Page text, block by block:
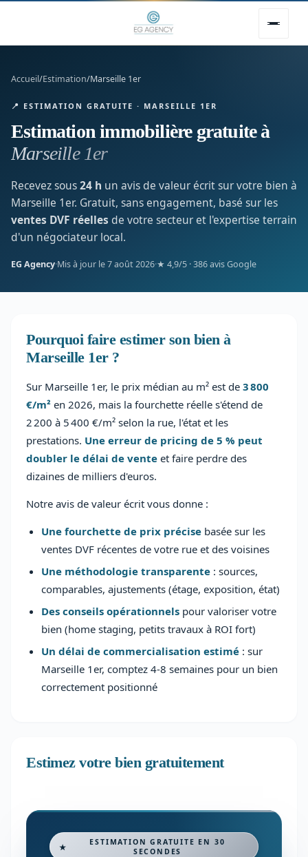
Accueil/Estimation/Marseille 1er
📍 ESTIMATION GRATUITE · MARSEILLE 1ER
Estimation immobilière gratuite à
Marseille 1er
Recevez sous24 h un avis de valeur écrit sur votre bien à
Marseille 1er. Gratuit, sans engagement, basé sur les
ventes DVF réelles de votre secteur et l'expertise terrain
d'un négociateur local.
EG Agency·Mis à jour le 7 août 2026·★ 4,9/5 · 386 avis Google
Pourquoi faire estimer son bien à
Marseille 1er ?
Sur Marseille 1er, le prix médian au m² est de 3 800
€/m² en 2026, mais la fourchette réelle s'étend de
2 200 à 5 400 €/m² selon la rue, l'état et les
prestations. Une erreur de pricing de 5 % peut
doubler le délai de vente et faire perdre des
dizaines de milliers d'euros.
Notre avis de valeur écrit vous donne :
Une fourchette de prix précise basée sur les
ventes DVF récentes de votre rue et des voisines
Une méthodologie transparente : sources,
comparables, ajustements (étage, exposition, état)
Des conseils opérationnels pour valoriser votre
bien (home staging, petits travaux à ROI fort)
Un délai de commercialisation estimé : sur
Marseille 1er, comptez 4-8 semaines pour un bien
correctement positionné
Estimez votre bien gratuitement
ESTIMATION GRATUITE EN 30
SECONDES